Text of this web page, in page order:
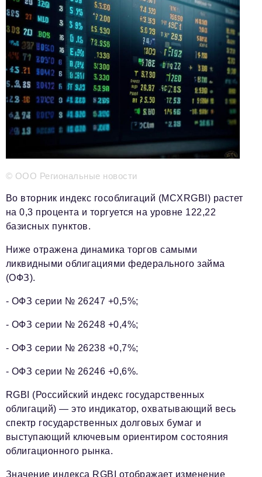
Телефон редакции:+7 495 727-01-67
Электронные почты редакции:
Информационный отдел
info@business-magazine.online
Отдел рекламы
reklama@business-magazine.online
Отдел распространения/редакционная подписка
podpiska@business-magazine.online
partner@business-magazine.online
© ООО Региональные новости
Во вторник индекс гособлигаций (MCXRGBI) растет
на 0,3 процента и торгуется на уровне 122,22
базисных пунктов.
Ниже отражена динамика торгов самыми
ликвидными облигациями федерального займа
(ОФЗ).
- ОФЗ серии № 26247 +0,5%;
- ОФЗ серии № 26248 +0,4%;
- ОФЗ серии № 26238 +0,7%;
- ОФЗ серии № 26246 +0,6%.
RGBI (Российский индекс государственных
облигаций) — это индикатор, охватывающий весь
спектр государственных долговых бумаг и
выступающий ключевым ориентиром состояния
облигационного рынка.
Значение индекса RGBI отображает изменение